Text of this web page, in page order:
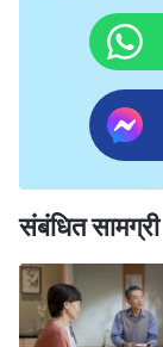
संबंधित सामग्री